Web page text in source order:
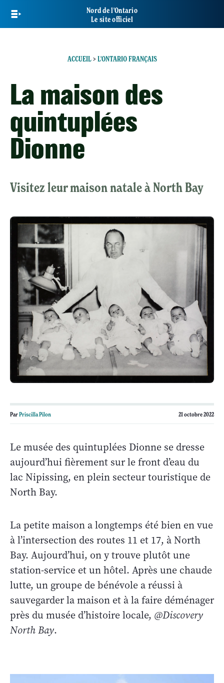
main
Nord de l'Ontario
Le site officiel
ACCUEIL> L'ONTARIO FRANÇAIS
La maison des
quintuplées
Dionne
Visitez leur maison natale à North Bay
ParPriscilla Pilon 21 octobre 2022
Le musée des quintuplées Dionne se dresse
aujourd’hui fièrement sur le front d’eau du
lac Nipissing, en plein secteur touristique de
North Bay.
La petite maison a longtemps été bien en vue
à l’intersection des routes 11 et 17, à North
Bay. Aujourd’hui, on y trouve plutôt une
station-service et un hôtel. Après une chaude
lutte, un groupe de bénévole a réussi à
sauvegarder la maison et à la faire déménager
près du musée d’histoire locale, @Discovery
North Bay.